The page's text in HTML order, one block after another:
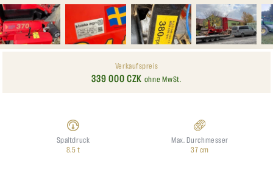
Verkaufspreis
339 000 CZK ohne MwSt.
Spaltdruck
8.5 t
Max. Durchmesser
37 cm